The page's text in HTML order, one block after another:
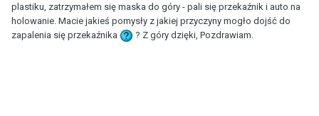
plastiku, zatrzymałem się maska do góry - pali się przekaźnik i auto na
holowanie. Macie jakieś pomysły z jakiej przyczyny mogło dojść do
zapalenia się przekaźnika
? Z góry dzięki, Pozdrawiam.